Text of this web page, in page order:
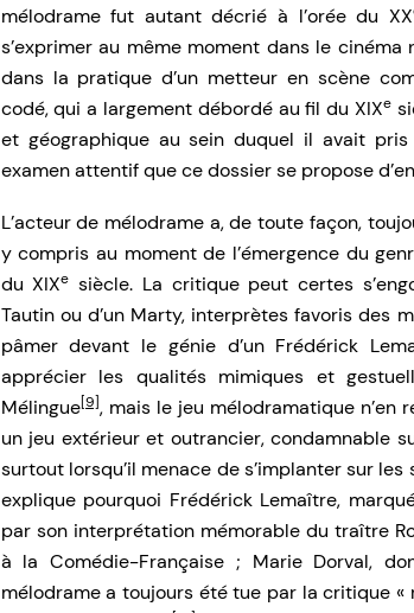
mélodrame fut autant décrié à l’orée du XX
s’exprimer au même moment dans le cinéma
dans la pratique d’un metteur en scène
codé, qui a largement débordé au fil du XIXe
et géographique au sein duquel il avait
examen attentif que ce dossier se propose
L’acteur de mélodrame a, de toute façon,
y compris au moment de l’émergence du
du XIXe siècle. La critique peut certes
Tautin ou d’un Marty, interprètes favoris des
pâmer devant le génie d’un Frédérick
apprécier les qualités mimiques et
Mélingue[9], mais le jeu mélodramatique n’en
un jeu extérieur et outrancier, condamnable
surtout lorsqu’il menace de s’implanter sur les
explique pourquoi Frédérick Lemaître,
par son interprétation mémorable du traître
à la Comédie-Française ; Marie Dorval,
mélodrame a toujours été tue par la critique «